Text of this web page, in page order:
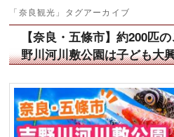
ン
コ
テ
ン
コ
ン
ン
ツ
「奈良観光 」タグアーカイブ
【奈良・五條市】約200匹
野川河川敷公園は子ども大